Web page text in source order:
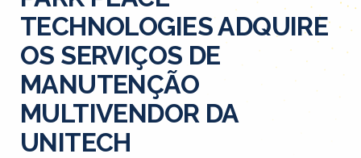
TECHNOLOGIES ADQUIRE
OS SERVIÇOS DE
MANUTENÇÃO
MULTIVENDOR DA
UNITECH